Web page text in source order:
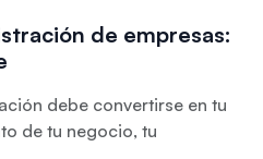
de empresas:
debe convertirse en tu
de tu negocio, tu